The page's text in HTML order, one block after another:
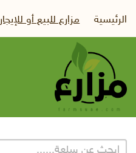
الرئيسية مزارع للبيع أو للإيجار